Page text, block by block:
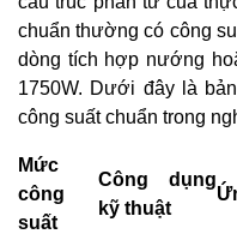
chuẩn thường có công
dòng tích hợp nướng
1750W. Dưới đây là
công suất chuẩn trong
Mức
công
suất
Công dụng
kỹ thuật